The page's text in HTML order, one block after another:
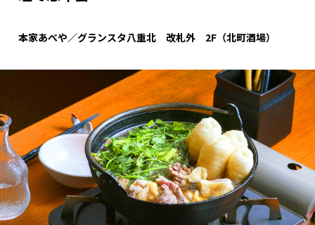
本家あべや／グランスタ八重北 改札外 2F （北町酒場）